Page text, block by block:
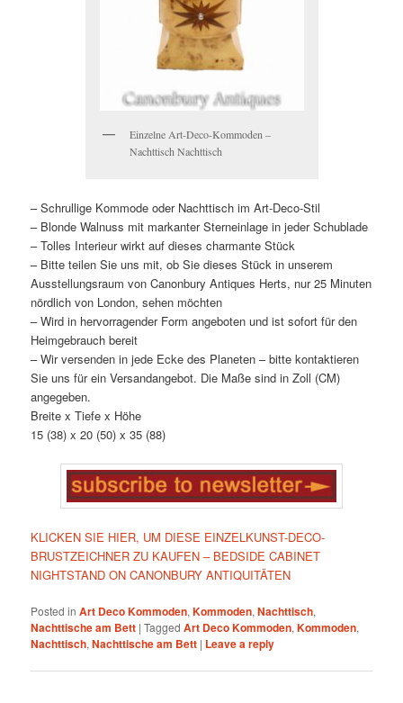
Einzelne Art-Deco-Kommoden –
Nachttisch Nachttisch
– Schrullige Kommode oder Nachttisch im Art-Deco-Stil
– Blonde Walnuss mit markanter Sterneinlage in jeder Schublade
– Tolles Interieur wirkt auf dieses charmante Stück
– Bitte teilen Sie uns mit, ob Sie dieses Stück in unserem
Ausstellungsraum von Canonbury Antiques Herts, nur 25 Minuten
nördlich von London, sehen möchten
– Wird in hervorragender Form angeboten und ist sofort für den
Heimgebrauch bereit
– Wir versenden in jede Ecke des Planeten – bitte kontaktieren
Sie uns für ein Versandangebot. Die Maße sind in Zoll (CM)
angegeben.
Breite x Tiefe x Höhe
15 (38) x 20 (50) x 35 (88)
KLICKEN SIE HIER, UM DIESE EINZELKUNST-DECO-
BRUSTZEICHNER ZU KAUFEN – BEDSIDE CABINET
NIGHTSTAND ON CANONBURY ANTIQUITÄTEN
Posted in Art Deco Kommoden,Kommoden,Nachttisch,
Nachttische am Bett |Tagged Art Deco Kommoden,Kommoden,
Nachttisch,Nachttische am Bett | Leave a reply